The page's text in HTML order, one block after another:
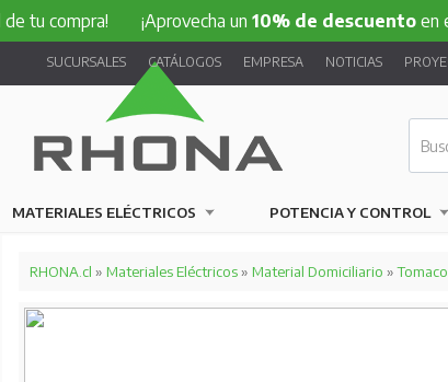
¡Aprovecha un10% de descuentoen el total
SUCURSALES CATÁLOGOS EMPRESA NOTICIAS
MATERIALES ELÉCTRICOS POTENCIA Y CONTROL
RHONA.cl » Materiales Eléctricos» Material Domiciliario »